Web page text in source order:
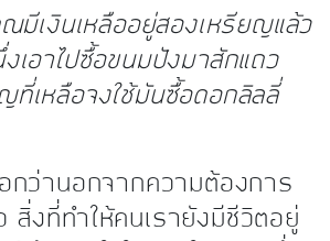
เงินเหลืออยู่สองเหรียญแล้ว
เอาไปซื้อขนมปังมาสักแถว
ที่เหลือจงใช้มันซื้อดอกลิลลี่
านอกจากความต้องการ
สิ่งที่ทำให้คนเรายังมีชีวิตอยู่